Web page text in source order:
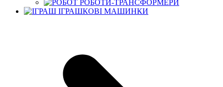
РОБОТИ-ТРАНСФОРМЕРИ
ІГРАШКОВІ МАШИНКИ